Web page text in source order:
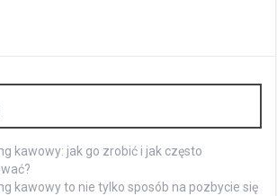
kawowy: jak go zrobić i jak często
kawowy to nie tylko sposób na pozbycie się